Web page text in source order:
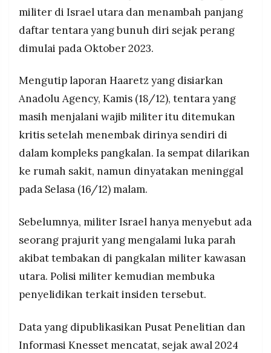
©
PT.
RESOLUSI
©
-
2026
PT.
RESOLUSI
PRAMUDITA
Militer Israel mengakui krisis kesehatan mental
semakin memburuk, ribuan prajurit menjalani
perawatan psikologis akibat tekanan perang dan
trauma.
militer di Israel utara dan menambah panjang
daftar tentara yang bunuh diri sejak perang
dimulai pada Oktober 2023.
Mengutip laporan Haaretz yang disiarkan
Anadolu Agency, Kamis (18/12), tentara yang
masih menjalani wajib militer itu ditemukan
kritis setelah menembak dirinya sendiri di
dalam kompleks pangkalan. Ia sempat dilarikan
ke rumah sakit, namun dinyatakan meninggal
pada Selasa (16/12) malam.
Sebelumnya, militer Israel hanya menyebut ada
seorang prajurit yang mengalami luka parah
akibat tembakan di pangkalan militer kawasan
utara. Polisi militer kemudian membuka
penyelidikan terkait insiden tersebut.
Data yang dipublikasikan Pusat Penelitian dan
Informasi Knesset mencatat, sejak awal 2024